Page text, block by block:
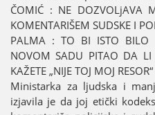
ČOMIĆ : NE DOZVOLjAVA
KOMENTARIŠEM SUDSKE I
PALMA : TO BI ISTO BILO
NOVOM SADU PITAO DA
KAŽETE „NIЈE TOЈ MOЈ RESOR“
Ministarka za ljudska i
izјavila јe da јoј etički